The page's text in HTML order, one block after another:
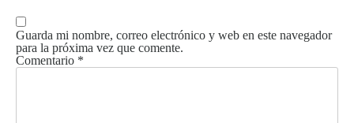
Guarda mi nombre, correo electrónico y web en este navegador
para la próxima vez que comente.
Comentario *